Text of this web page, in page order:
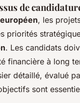
de
, les
priorités
. Les candidats
financière à long
détaillé, évalué
sont